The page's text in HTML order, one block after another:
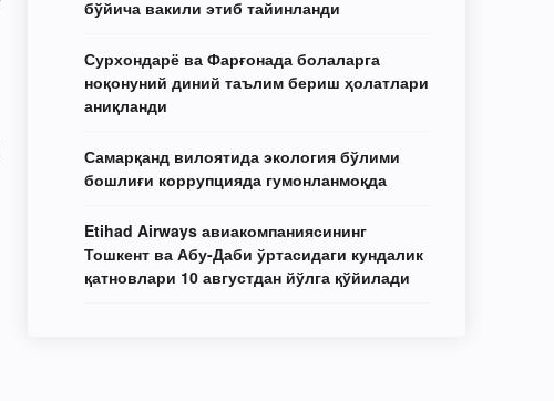
бўйича вакили этиб тайинланди
Сурхондарё ва Фарғонада болаларга
ноқонуний диний таълим бериш ҳолатлари
аниқланди
Самарқанд вилоятида экология бўлими
бошлиғи коррупцияда гумонланмоқда
Etihad Airways авиакомпаниясининг
Тошкент ва Абу-Даби ўртасидаги кундалик
қатновлари 10 августдан йўлга қўйилади